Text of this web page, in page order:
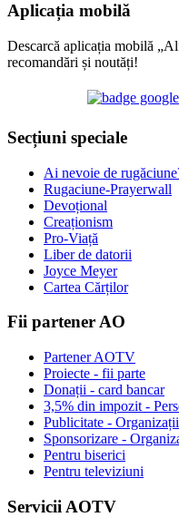
Aplicația mobilă
Descarcă aplicația mobilă
recomandări și noutăți!
Secțiuni speciale
Ai nevoie de
Rugaciune-Prayerwall
Devoțional
Creaționism
Pro-Viață
Liber de datorii
Joyce Meyer
Cartea Cărților
Fii partener AO
Partener AOTV
Proiecte - fii parte
Donații - card bancar
3,5% din impozit -
Publicitate - Organizații
Sponsorizare -
Pentru biserici
Pentru televiziuni
Servicii AOTV